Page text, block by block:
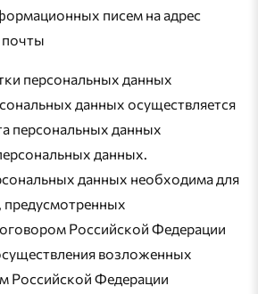
писем на адрес
почты
персональных данных
данных осуществляется
персональных данных
данных.
данных необходима для
предусмотренных
Российской Федерации
возложенных
Российской Федерации